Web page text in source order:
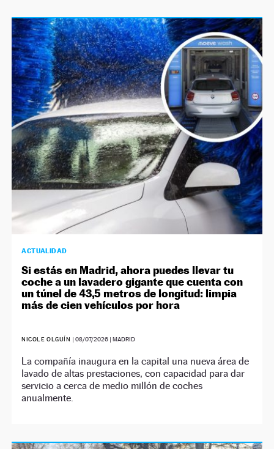
ACTUALIDAD
Si estás en Madrid, ahora puedes llevar tu
coche a un lavadero gigante que cuenta con
un túnel de 43,5 metros de longitud: limpia
más de cien vehículos por hora
NICOLE OLGUÍN | 08/07/2026| MADRID
La compañía inaugura en la capital una nueva área de
lavado de altas prestaciones, con capacidad para dar
servicio a cerca de medio millón de coches
anualmente.